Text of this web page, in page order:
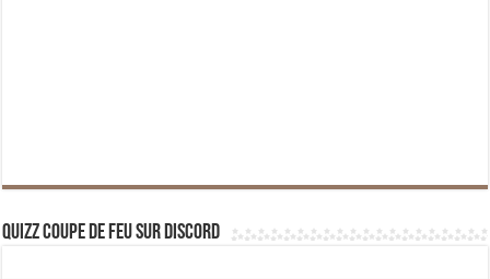
Quizz Coupe de Feu sur Discord